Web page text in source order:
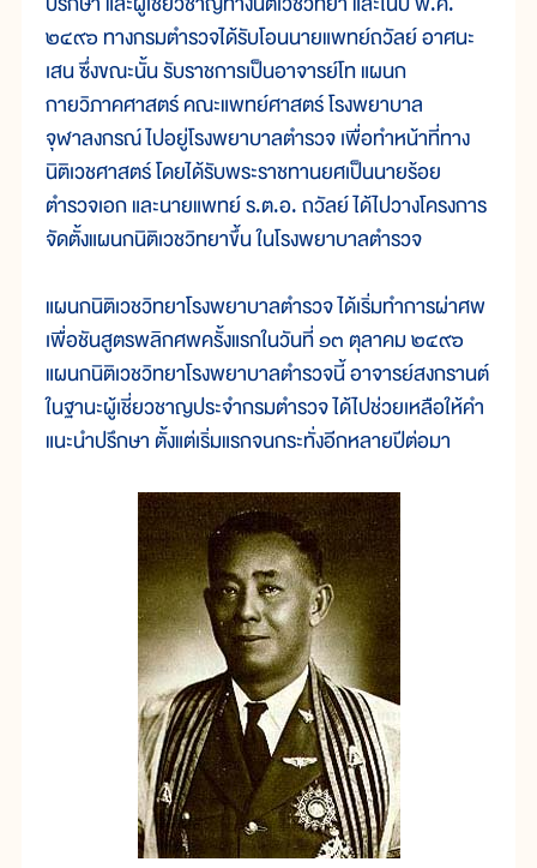
๒๔๙๖ ทางกรมตำรวจได้รับโอนนายแพทย์ถวัลย์ อาศนะ
เสน ซึ่งขณะนั้น รับราชการเป็นอาจารย์โท แผนก
กายวิภาคศาสตร์ คณะแพทย์ศาสตร์ โรงพยาบาล
จุฬาลงกรณ์ ไปอยู่โรงพยาบาลตำรวจ เพื่อทำหน้าที่ทาง
นิติเวชศาสตร์ โดยได้รับพระราชทานยศเป็นนายร้อย
ตำรวจเอก และนายแพทย์ ร.ต.อ. ถวัลย์ ได้ไปวางโครงการ
จัดตั้งแผนกนิติเวชวิทยาขึ้น ในโรงพยาบาลตำรวจ
แผนกนิติเวชวิทยาโรงพยาบาลตำรวจ ได้เริ่มทำการผ่าศพ
เพื่อชันสูตรพลิกศพครั้งแรกในวันที่ ๑๓ ตุลาคม ๒๔๙๖
แผนกนิติเวชวิทยาโรงพยาบาลตำรวจนี้ อาจารย์สงกรานต์
ในฐานะผู้เชี่ยวชาญประจำกรมตำรวจ ได้ไปช่วยเหลือให้คำ
แนะนำปรึกษา ตั้งแต่เริ่มแรกจนกระทั่งอีกหลายปีต่อมา